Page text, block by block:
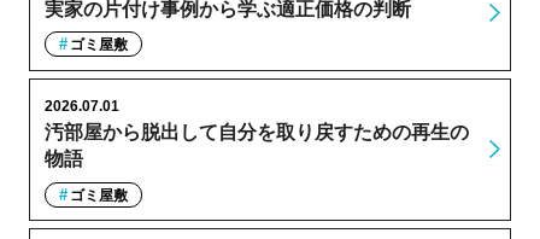
実家の片付け事例から学ぶ適正価格の判断
ゴミ屋敷
汚部屋から脱出して自分を取り戻すための再生の
物語
2026.07.01
ゴミ屋敷